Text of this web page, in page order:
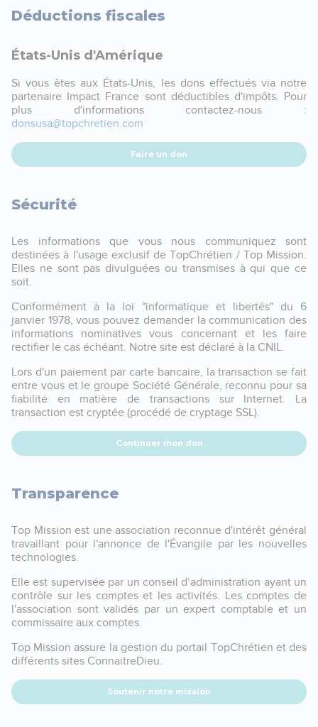
Déductions fiscales
États-Unis d'Amérique
Si vous êtes aux États-Unis, les dons effectués via notre
partenaire Impact France sont déductibles d'impôts. Pour
plus d'informations contactez-nous :
donsusa@topchretien.com
Faire un don
Sécurité
Les informations que vous nous communiquez sont
destinées à l'usage exclusif de TopChrétien / Top Mission.
Elles ne sont pas divulguées ou transmises à qui que ce
soit.
Conformément à la loi "informatique et libertés" du 6
janvier 1978, vous pouvez demander la communication des
informations nominatives vous concernant et les faire
rectifier le cas échéant. Notre site est déclaré à la CNIL.
Lors d'un paiement par carte bancaire, la transaction se fait
entre vous et le groupe Société Générale, reconnu pour sa
fiabilité en matière de transactions sur Internet. La
transaction est cryptée (procédé de cryptage SSL).
Continuer mon don
Transparence
Top Mission est une association reconnue d'intérêt général
travaillant pour l'annonce de l'Évangile par les nouvelles
technologies.
Elle est supervisée par un conseil d’administration ayant un
contrôle sur les comptes et les activités. Les comptes de
l'association sont validés par un expert comptable et un
commissaire aux comptes.
Top Mission assure la gestion du portail TopChrétien et des
différents sites ConnaitreDieu.
Soutenir notre mission